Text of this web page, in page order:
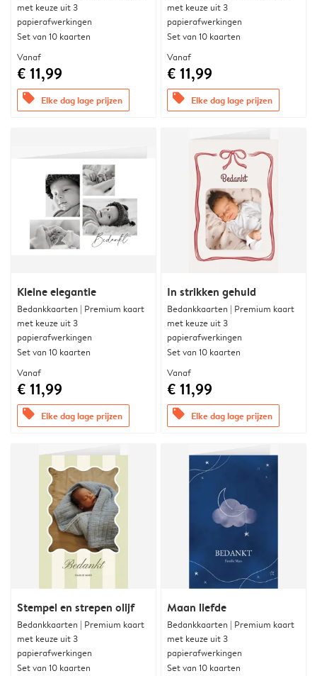
met keuze uit 3
papierafwerkingen
Set van 10 kaarten
Vanaf
€ 11,99
offers Elke dag lage prijzen
met keuze uit 3
papierafwerkingen
Set van 10 kaarten
Vanaf
€ 11,99
offers Elke dag lage prijzen
Kleine elegantie
Bedankkaarten | Premium kaart
met keuze uit 3
papierafwerkingen
Set van 10 kaarten
Vanaf
€ 11,99
offers Elke dag lage prijzen
In strikken gehuld
Bedankkaarten | Premium kaart
met keuze uit 3
papierafwerkingen
Set van 10 kaarten
Vanaf
€ 11,99
offers Elke dag lage prijzen
Stempel en strepen olijf
Bedankkaarten | Premium kaart
met keuze uit 3
papierafwerkingen
Set van 10 kaarten
Maan liefde
Bedankkaarten | Premium kaart
met keuze uit 3
papierafwerkingen
Set van 10 kaarten